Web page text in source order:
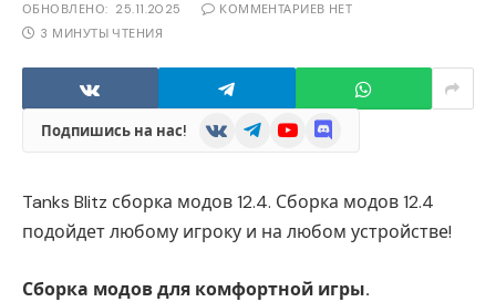
ОБНОВЛЕНО: 25.11.2025
КОММЕНТАРИЕВ НЕТ
3 МИНУТЫ ЧТЕНИЯ
Подпишись на нас! VKontakteTelegramYouTubeDiscord
Tanks Blitz сборка модов 12.4. Сборка модов 12.4
подойдет любому игроку и на любом устройстве!
Сборка модов для комфортной игры.